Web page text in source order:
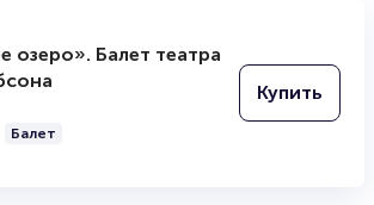
о том, как вернуть, сдать или продать билет
озеро». Балет театра
Балет
Купить